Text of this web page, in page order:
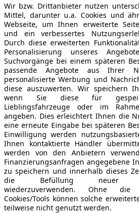
Wir bzw. Drittanbieter nutzen
Mittel, darunter u.a. Cookies und
Webseite, um Ihnen erweiterte
und ein verbessertes
Durch diese erweiterten
Personalisierung unseres
Suchvorgänge bei einem späteren
passende Angebote aus Ihrer
personalisierte Werbung und
diese auszuwerten. Wir speichern
wenn Sie diese für
Lieblingsfahrzeuge oder im
angeben. Dies erleichtert Ihnen die
eine erneute Eingabe bei späteren
Einwilligung werden
Ihnen kontaktierte Händler
werden von den Anbietern
Finanzierungsanfragen angegebene
zu speichern und innerhalb dieses
die Befüllung neuer
wiederzuverwenden. Ohne die
Cookies/Tools können solche
teilweise nicht genutzt werden.